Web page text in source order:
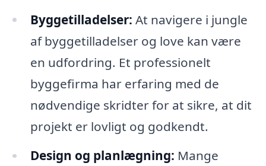
Byggetilladelser: At navigere i jungle
af byggetilladelser og love kan være
en udfordring. Et professionelt
byggefirma har erfaring med de
nødvendige skridter for at sikre, at dit
projekt er lovligt og godkendt.
Design og planlægning: Mange